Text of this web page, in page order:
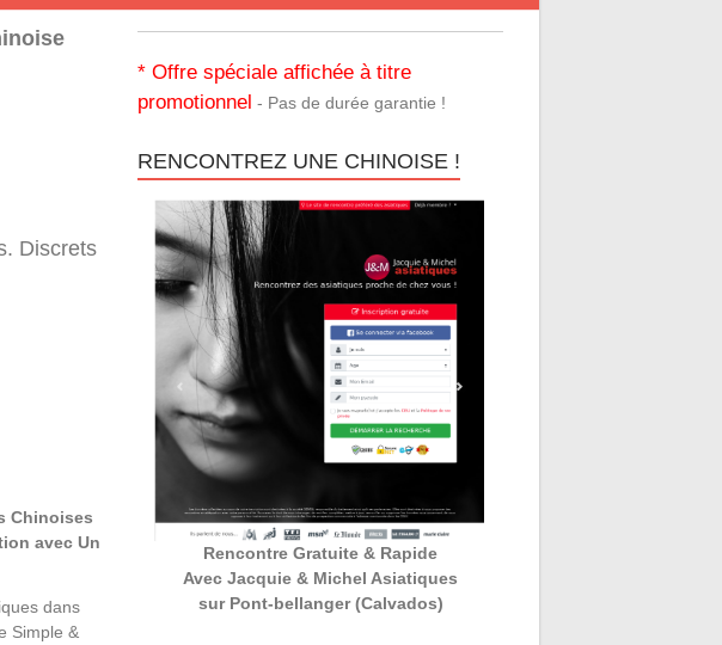
Discrets
Chinoises
avec Un
dans
Simple &
* Offre spéciale affichée à titre
promotionnel - Pas de durée garantie !
RENCONTREZ UNE CHINOISE !
Rencontre Gratuite & Rapide
Avec Jacquie & Michel Asiatiques
sur Pont-bellanger (Calvados)